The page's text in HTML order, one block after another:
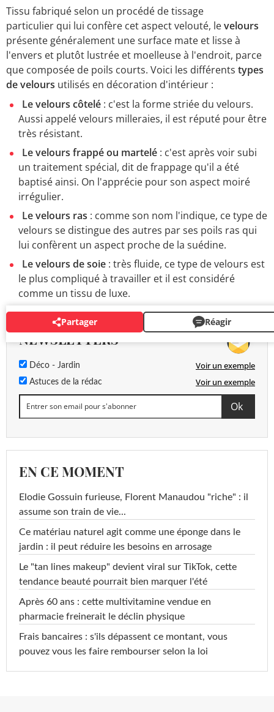
Tissu fabriqué selon un procédé de tissage
particulier qui lui confère cet aspect velouté, levelours
présente généralement une surface mate et lisse à
l'envers et plutôt lustrée et moelleuse à l'endroit, parce
que composée de poils courts. Voici les différents types
de velours utilisés en décoration d'intérieur :
Le velours côtelé : c'est la forme striée du velours.
Aussi appelé velours milleraies, il est réputé pour être
très résistant.
Le velours frappé ou martelé : c'est après voir subi
un traitement spécial, dit de frappage qu'il a été
baptisé ainsi. On l'apprécie pour son aspect moiré
irrégulier.
Le velours ras : comme son nom l'indique, ce type de
velours se distingue des autres par ses poils ras qui
lui confèrent un aspect proche de la suédine.
Le velours de soie : très fluide, ce type de velours est
le plus compliqué à travailler et il est considéré
comme un tissu de luxe.
Partager Réagir
NEWSLETTERS
Déco - Jardin Voir un exemple
Astuces de la rédac Voir un exemple
EN CE MOMENT
Elodie Gossuin furieuse, Florent Manaudou "riche" : il
assume son train de vie...
Ce matériau naturel agit comme une éponge dans le
jardin : il peut réduire les besoins en arrosage
Le "tan lines makeup" devient viral sur TikTok, cette
tendance beauté pourrait bien marquer l'été
Après 60 ans : cette multivitamine vendue en
pharmacie freinerait le déclin physique
Frais bancaires : s'ils dépassent ce montant, vous
pouvez vous les faire rembourser selon la loi